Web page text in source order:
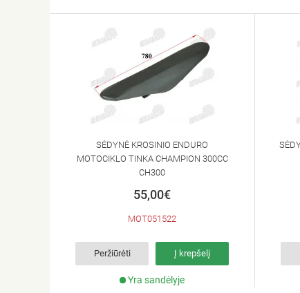
SĖDYNĖ KROSINIO ENDURO
MOTOCIKLO TINKA CHAMPION 300CC
CH300
55,00€
MOT051522
Peržiūrėti Į krepšelį
Yra sandėlyje